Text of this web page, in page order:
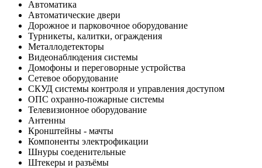
Автоматика
Автоматические двери
Дорожное и парковочное оборудование
Турникеты, калитки, ограждения
Металлодетекторы
Видеонаблюдения cистемы
Домофоны и переговорные устройства
Сетевое оборудование
СКУД системы контроля и управления доступом
ОПС охранно-пожарные системы
Телевизионное оборудование
Антенны
Кронштейны - мачты
Компоненты электрофикации
Шнуры соеденительные
Штекеры и разъёмы